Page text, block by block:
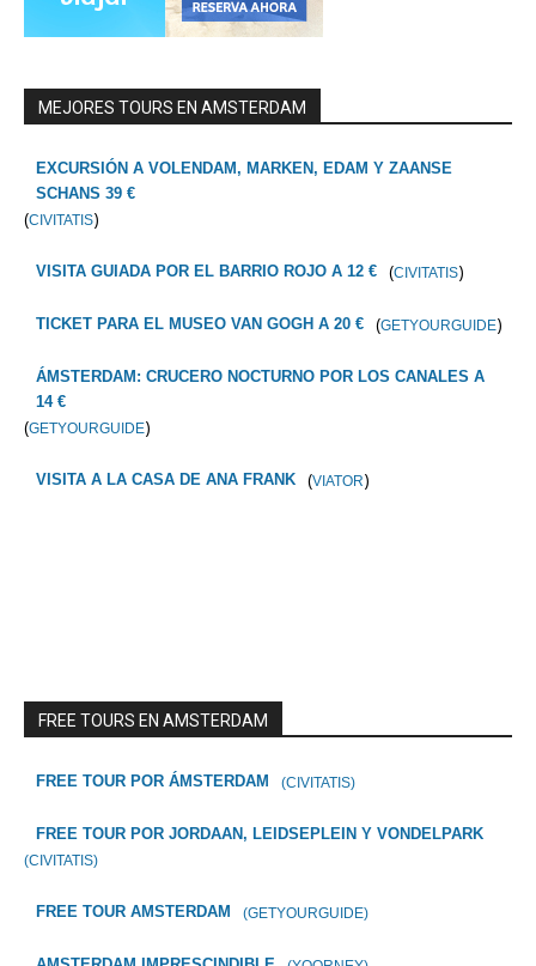
MEJORES TOURS EN AMSTERDAM
EXCURSIÓN A VOLENDAM, MARKEN, EDAM Y ZAANSE
SCHANS 39 €
(CIVITATIS)
VISITA GUIADA POR EL BARRIO ROJO A 12 € (CIVITATIS)
TICKET PARA EL MUSEO VAN GOGH A 20 € (GETYOURGUIDE)
ÁMSTERDAM: CRUCERO NOCTURNO POR LOS CANALES A
14 €
(GETYOURGUIDE)
VISITA A LA CASA DE ANA FRANK (VIATOR)
FREE TOURS EN AMSTERDAM
FREE TOUR POR ÁMSTERDAM (CIVITATIS)
FREE TOUR POR JORDAAN, LEIDSEPLEIN Y VONDELPARK
(CIVITATIS)
FREE TOUR AMSTERDAM (GETYOURGUIDE)